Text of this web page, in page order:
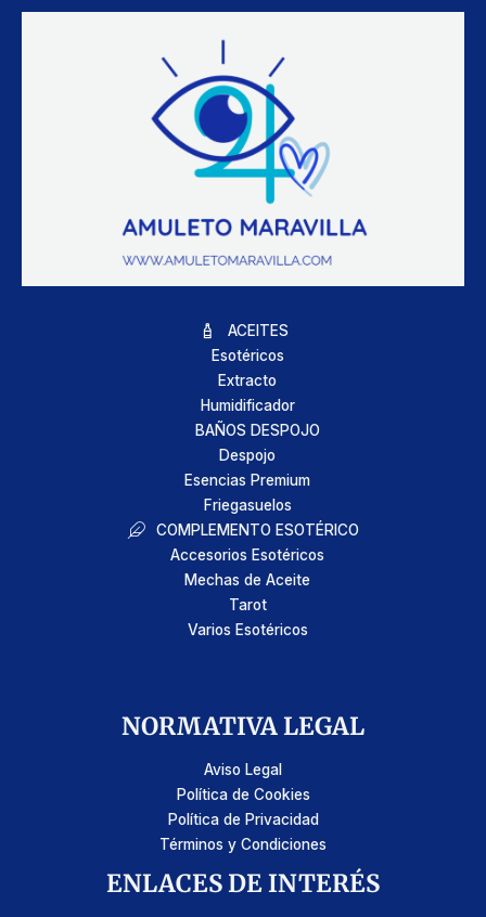
ACEITES
Esotéricos
Extracto
Humidificador
BAÑOS DESPOJO
Despojo
Esencias Premium
Friegasuelos
COMPLEMENTO ESOTÉRICO
Accesorios Esotéricos
Mechas de Aceite
Tarot
Varios Esotéricos
NORMATIVA LEGAL
Aviso Legal
Política de Cookies
Política de Privacidad
Términos y Condiciones
ENLACES DE INTERÉS